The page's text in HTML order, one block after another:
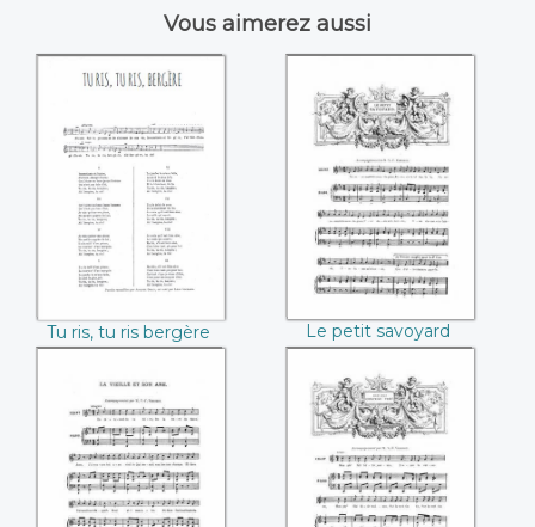
Vous aimerez aussi
Tu ris, tu ris
bergère
Tu ris, tu ris bergère
Le petit savoyard
Le petit savoyard
La vieille et son âne
Mon joli chateau
vert